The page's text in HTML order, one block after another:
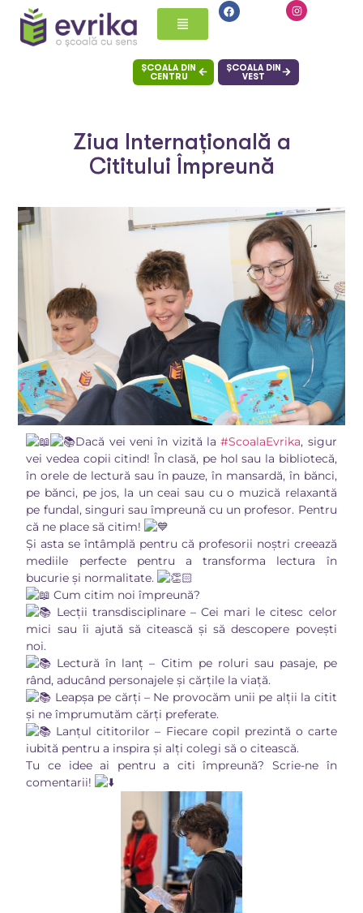
ȘCOALA DIN
CENTRU
ȘCOALA DIN
VEST
Ziua Internațională a
Cititului Împreună
Dacă vei veni în vizită la#ScoalaEvrika, sigur
vei vedea copii citind! În clasă, pe hol sau la bibliotecă,
în orele de lectură sau în pauze, în mansardă, în bănci,
pe bănci, pe jos, la un ceai sau cu o muzică relaxantă
pe fundal, singuri sau împreună cu un profesor. Pentru
că ne place să citim!
Și asta se întâmplă pentru că profesorii noștri creează
mediile perfecte pentru a transforma lectura în
bucurie și normalitate.
Cum citim noi împreună?
Lecții transdisciplinare – Cei mari le citesc celor
mici sau îi ajută să citească și să descopere povești
noi.
Lectură în lanț – Citim pe roluri sau pasaje, pe
rând, aducând personajele și cărțile la viață.
Leapșa pe cărți – Ne provocăm unii pe alții la citit
și ne împrumutăm cărți preferate.
Lanțul cititorilor – Fiecare copil prezintă o carte
iubită pentru a inspira și alți colegi să o citească.
Tu ce idee ai pentru a citi împreună? Scrie-ne în
comentarii!